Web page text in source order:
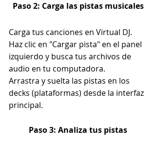
Paso 2: Carga las pistas musicales
Carga tus canciones en Virtual DJ.
Haz clic en "Cargar pista" en el panel
izquierdo y busca tus archivos de
audio en tu computadora.
Arrastra y suelta las pistas en los
decks (plataformas) desde la interfaz
principal.
Paso 3: Analiza tus pistas